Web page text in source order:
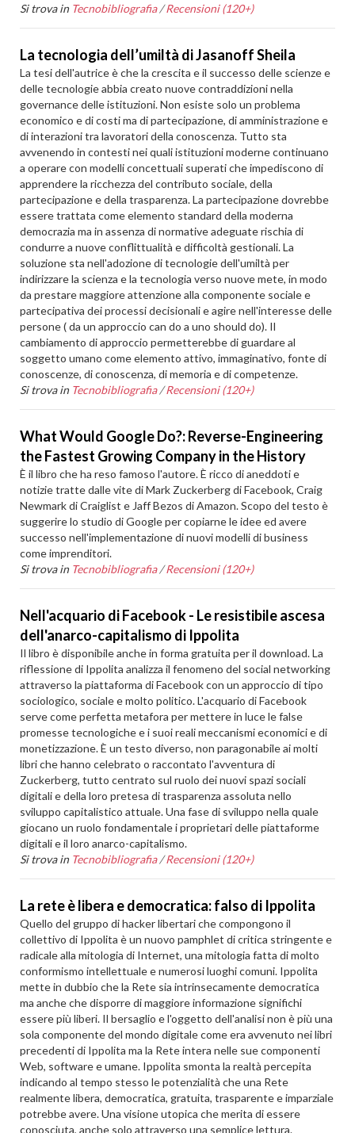
Si trova in Tecnobibliografia /Recensioni (120+)
La tecnologia dell’umiltà di Jasanoff Sheila
La tesi dell'autrice è che la crescita e il successo delle scienze e
delle tecnologie abbia creato nuove contraddizioni nella
governance delle istituzioni. Non esiste solo un problema
economico e di costi ma di partecipazione, di amministrazione e
di interazioni tra lavoratori della conoscenza. Tutto sta
avvenendo in contesti nei quali istituzioni moderne continuano
a operare con modelli concettuali superati che impediscono di
apprendere la ricchezza del contributo sociale, della
partecipazione e della trasparenza. La partecipazione dovrebbe
essere trattata come elemento standard della moderna
democrazia ma in assenza di normative adeguate rischia di
condurre a nuove conflittualità e difficoltà gestionali. La
soluzione sta nell'adozione di tecnologie dell'umiltà per
indirizzare la scienza e la tecnologia verso nuove mete, in modo
da prestare maggiore attenzione alla componente sociale e
partecipativa dei processi decisionali e agire nell'interesse delle
persone ( da un approccio can do a uno should do). Il
cambiamento di approccio permetterebbe di guardare al
soggetto umano come elemento attivo, immaginativo, fonte di
conoscenze, di conoscenza, di memoria e di competenze.
Si trova in Tecnobibliografia /Recensioni (120+)
What Would Google Do?: Reverse-Engineering
the Fastest Growing Company in the History
È il libro che ha reso famoso l'autore. È ricco di aneddoti e
notizie tratte dalle vite di Mark Zuckerberg di Facebook, Craig
Newmark di Craiglist e Jaff Bezos di Amazon. Scopo del testo è
suggerire lo studio di Google per copiarne le idee ed avere
successo nell'implementazione di nuovi modelli di business
come imprenditori.
Si trova in Tecnobibliografia /Recensioni (120+)
Nell'acquario di Facebook - Le resistibile ascesa
dell'anarco-capitalismo di Ippolita
Il libro è disponibile anche in forma gratuita per il download. La
riflessione di Ippolita analizza il fenomeno del social networking
attraverso la piattaforma di Facebook con un approccio di tipo
sociologico, sociale e molto politico. L'acquario di Facebook
serve come perfetta metafora per mettere in luce le false
promesse tecnologiche e i suoi reali meccanismi economici e di
monetizzazione. È un testo diverso, non paragonabile ai molti
libri che hanno celebrato o raccontato l'avventura di
Zuckerberg, tutto centrato sul ruolo dei nuovi spazi sociali
digitali e della loro pretesa di trasparenza assoluta nello
sviluppo capitalistico attuale. Una fase di sviluppo nella quale
giocano un ruolo fondamentale i proprietari delle piattaforme
digitali e il loro anarco-capitalismo.
Si trova in Tecnobibliografia /Recensioni (120+)
La rete è libera e democratica: falso di Ippolita
Quello del gruppo di hacker libertari che compongono il
collettivo di Ippolita è un nuovo pamphlet di critica stringente e
radicale alla mitologia di Internet, una mitologia fatta di molto
conformismo intellettuale e numerosi luoghi comuni. Ippolita
mette in dubbio che la Rete sia intrinsecamente democratica
ma anche che disporre di maggiore informazione significhi
essere più liberi. Il bersaglio e l'oggetto dell'analisi non è più una
sola componente del mondo digitale come era avvenuto nei libri
precedenti di Ippolita ma la Rete intera nelle sue componenti
Web, software e umane. Ippolita smonta la realtà percepita
indicando al tempo stesso le potenzialità che una Rete
realmente libera, democratica, gratuita, trasparente e imparziale
potrebbe avere. Una visione utopica che merita di essere
conosciuta, anche solo attraverso una semplice lettura.